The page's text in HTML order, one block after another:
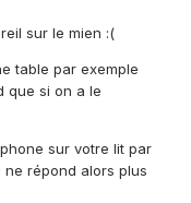
sur le mien :(
table par exemple
que si on a le
sur votre lit par
ne répond alors plus